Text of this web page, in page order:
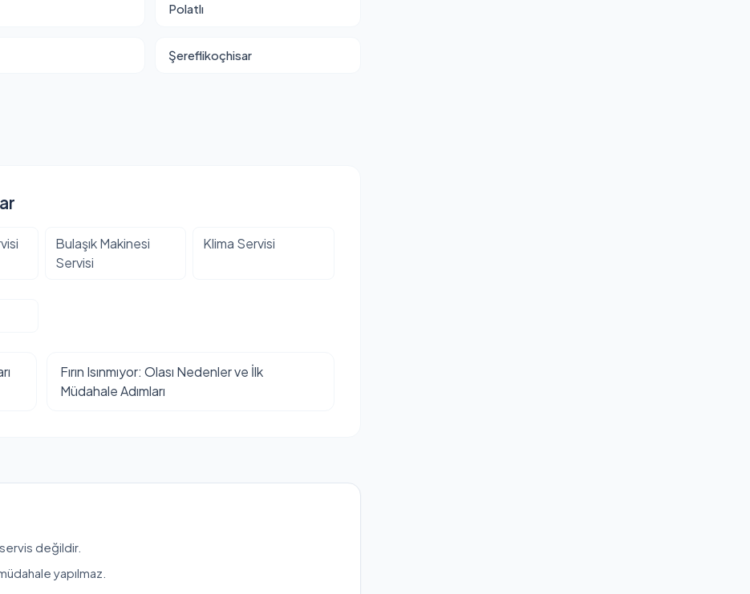
Polatlı
Şereflikoçhisar
Bulaşık Makinesi
Servisi
Klima Servisi
Fırın Isınmıyor: Olası Nedenler ve İlk
Müdahale Adımları
değildir.
yapılmaz.